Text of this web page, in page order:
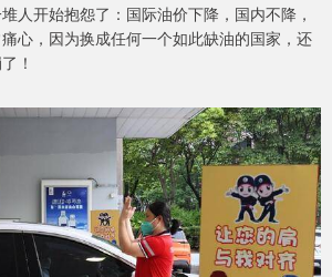
人开始抱怨了：国际油价下降，国内不降，
心，因为换成任何一个如此缺油的国家，还
！